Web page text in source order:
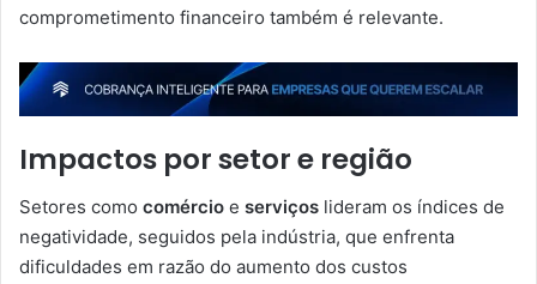
comprometimento financeiro também é relevante.
Impactos por setor e região
Setores como comércio e serviços lideram os índices de
negatividade, seguidos pela indústria, que enfrenta
dificuldades em razão do aumento dos custos